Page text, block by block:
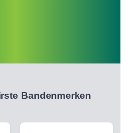
Bandenmerken